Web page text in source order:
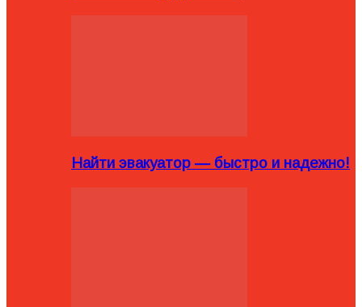
Найти эвакуатор — быстро и надежно!